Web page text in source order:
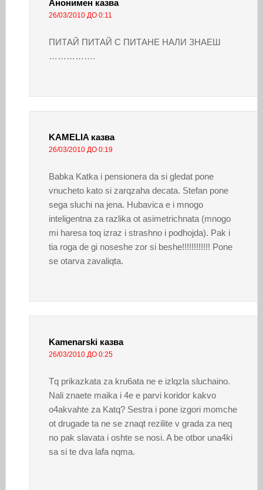
Анонимен казва
26/03/2010 ДО 0:11
ПИТАЙ ПИТАЙ С ПИТАНЕ НАЛИ ЗНАЕШ
…………….
KAMELIA казва
26/03/2010 ДО 0:19
Babka Katka i pensionera da si gledat pone
vnucheto kato si zarqzaha decata. Stefan pone
sega sluchi na jena. Hubavica e i mnogo
inteligentna za razlika ot asimetrichnata (mnogo
mi haresa toq izraz i strashno i podhojda). Pak i
tia roga de gi noseshe zor si beshe!!!!!!!!!!!! Pone
se otarva zavaliqta.
Kamenarski казва
26/03/2010 ДО 0:25
Tq prikazkata za kru6ata ne e izlqzla sluchaino.
Nali znaete maika i 4e e parvi koridor kakvo
o4akvahte za Katq? Sestra i pone izgori momche
ot drugade ta ne se znaqt rezilite v grada za neq
no pak slavata i oshte se nosi. A be otbor una4ki
sa si te dva lafa nqma.